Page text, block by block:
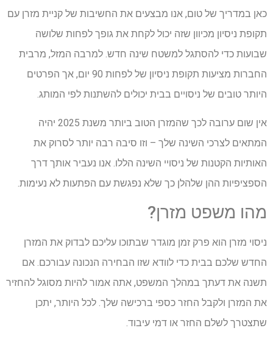
כאן במדריך של טום, אנו מבצעים את החשיבות של קניית מזרן עם
תקופת ניסיון מכיוון שזה יכול לקחת את גופך לפחות שלושה
שבועות כדי להסתגל למשטח שינה חדש. למרבה המזל, מרבית
החברות מציעות תקופת ניסיון של לפחות 90 יום, אך הפרטים
היותר טובים של ניסויים בבית יכולים להשתנות לפי המותג.
אין שום ערובה לכך שהמזרן הטוב ביותר משנת 2025 יהיה
המתאים לצרכי השינה שלך – וזו סיבה רבה יותר לסרוק את
האותיות הקטנות של ניסויי השינה הללו. אנו נעביר אותך דרך
הספציפיות ההן שלהלן כך שלא נפגשת עם הפתעות לא נעימות.
מהו משפט מזרן?
ניסוי מזרן הוא פרק זמן מוגדר שבתוכו עליכם לבדוק את המזרן
החדש שלכם בבית כדי לוודא שזו הבחירה הנכונה עבורכם. אם
תשנה את דעתך במהלך המשפט, אתה אמור להיות מסוגל להחזיר
את המזרן ולקבל החזר כספי ברכישה שלך. לכל היותר, יתכן
שתצטרך לשלם החזר או דמי עיבוד.